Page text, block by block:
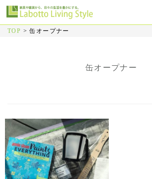
TOP >缶オープナー
缶オープナー